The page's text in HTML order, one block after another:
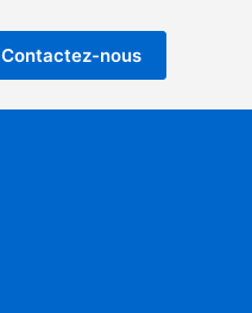
Contactez-nous